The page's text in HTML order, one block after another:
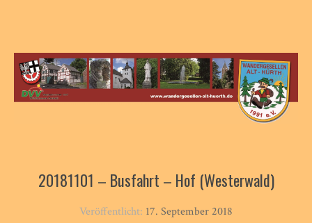
20181101 – Busfahrt – Hof (Westerwald)
Veröffentlicht: 17. September 2018